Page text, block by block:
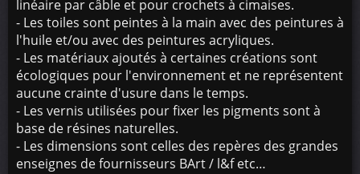
linéaire par câble et pour crochets à cimaises.
- Les toiles sont peintes à la main avec des peintures à
l'huile et/ou avec des peintures acryliques.
- Les matériaux ajoutés à certaines créations sont
écologiques pour l'environnement et ne représentent
aucune crainte d'usure dans le temps.
- Les vernis utilisées pour fixer les pigments sont à
base de résines naturelles.
- Les dimensions sont celles des repères des grandes
enseignes de fournisseurs BArt / l&f etc…